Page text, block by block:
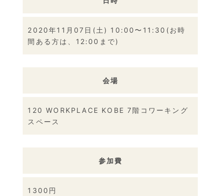
2020年11月07日(土) 10:00〜11:30(お時
間ある方は、12:00まで)
会場
120 WORKPLACE KOBE 7階コワーキング
スペース
参加費
1300円